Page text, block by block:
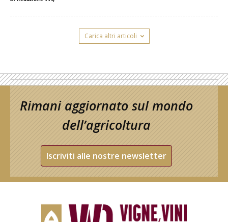
Carica altri articoli
Rimani aggiornato sul mondo
dell’agricoltura
Iscriviti alle nostre newsletter